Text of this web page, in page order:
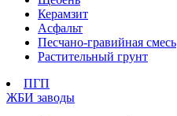
Керамзит
Асфальт
Песчано-гравийная смесь
Растительный грунт
ПГП
ЖБИ заводы